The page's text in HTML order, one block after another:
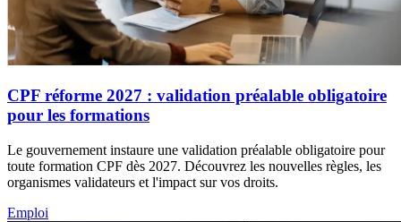
CPF réforme 2027 : validation préalable obligatoire
pour les formations
Le gouvernement instaure une validation préalable obligatoire pour
toute formation CPF dès 2027. Découvrez les nouvelles règles, les
organismes validateurs et l'impact sur vos droits.
Emploi